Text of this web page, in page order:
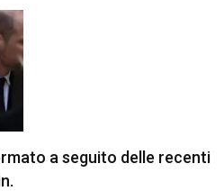
a seguito delle recenti